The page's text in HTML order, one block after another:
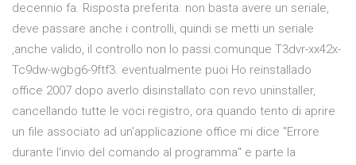
decennio fa. Risposta preferita. non basta avere un seriale,
deve passare anche i controlli, quindi se metti un seriale
,anche valido, il controllo non lo passi.comunque T3dvr-xx42x-
Tc9dw-wgbg6-9ftf3. eventualmente puoi Ho reinstallado
office 2007 dopo averlo disinstallato con revo uninstaller,
cancellando tutte le voci registro, ora quando tento di aprire
un file associato ad un'applicazione office mi dice "Errore
durante l'invio del comando al programma" e parte la